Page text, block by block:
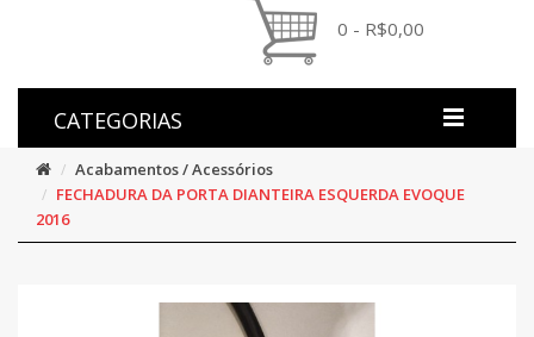
0 - R$0,00
CATEGORIAS
Acabamentos / Acessórios
FECHADURA DA PORTA DIANTEIRA ESQUERDA EVOQUE
2016